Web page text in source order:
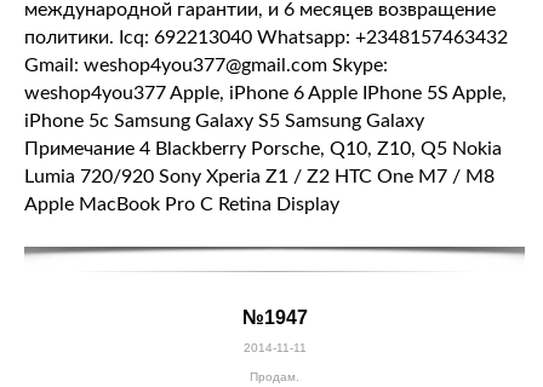
международной гарантии, и 6 месяцев возвращение
политики. Icq: 692213040 Whatsapp: +2348157463432
Gmail: weshop4you377@gmail.com Skype:
weshop4you377 Apple, iPhone 6 Apple IPhone 5S Apple,
iPhone 5с Samsung Galaxy S5 Samsung Galaxy
Примечание 4 Blackberry Porsche, Q10, Z10, Q5 Nokia
Lumia 720/920 Sony Xperia Z1 / Z2 HTC One M7 / M8
Apple MacBook Pro С Retina Display
№1947
2014-11-11
Продам.